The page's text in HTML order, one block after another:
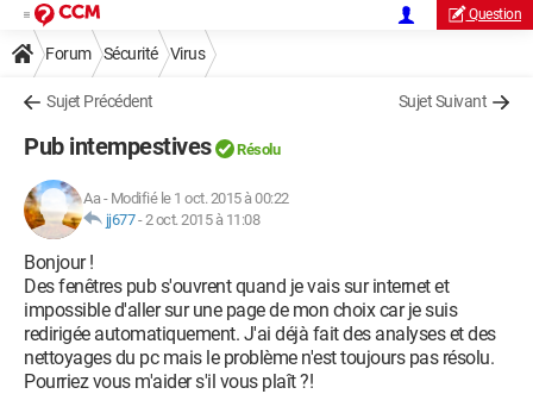
Question
Forum Sécurité Virus
Sujet Précédent Sujet Suivant
Pub intempestives Résolu
Aa- Modifié le 1 oct. 2015 à 00:22
jj677-2 oct. 2015 à 11:08
Bonjour !
Des fenêtres pub s'ouvrent quand je vais sur internet et
impossible d'aller sur une page de mon choix car je suis
redirigée automatiquement. J'ai déjà fait des analyses et des
nettoyages du pc mais le problème n'est toujours pas résolu.
Pourriez vous m'aider s'il vous plaît ?!